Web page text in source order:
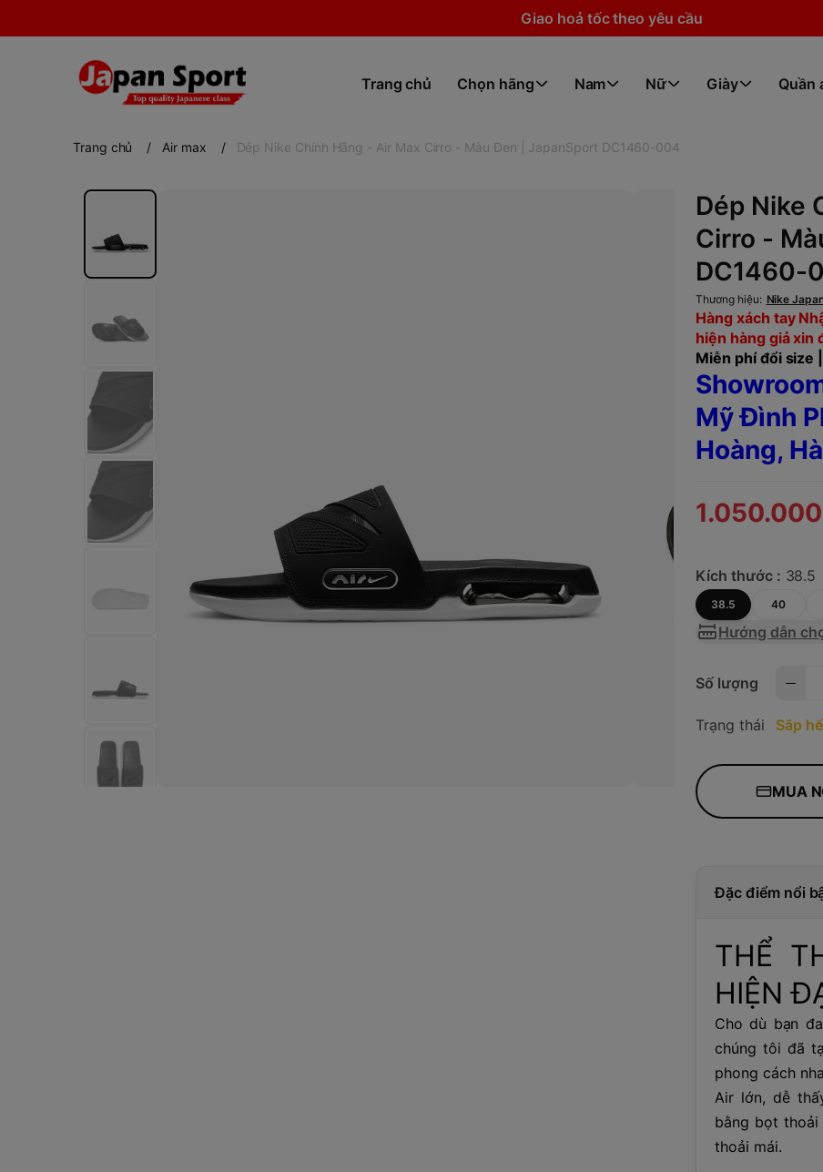
Giao hoả tốc theo yêu cầu
Trang chủ Chọn hãng Nam Nữ Giày Quần
Trang chủ / Air max / Dép Nike Chính Hãng - Air Max Cirro - Màu Đen | JapanSport DC1460-004
Dép Nike
Cirro -
DC1460-
Thương hiệu: Nike
Hàng xách tay
hiện hàng giả xin
Miễn phí đổi size
Mỹ Đình
Hoàng,
Kích thước : 38.5
38.5 40
Hướng dẫn
Số lượng
Trạng thái Sắp
MUA
Đặc điểm nổi
THỂ
HIỆN
Cho dù bạn
chúng tôi đã
phong cách
Air lớn, dễ
bằng bọt
thoải mái.